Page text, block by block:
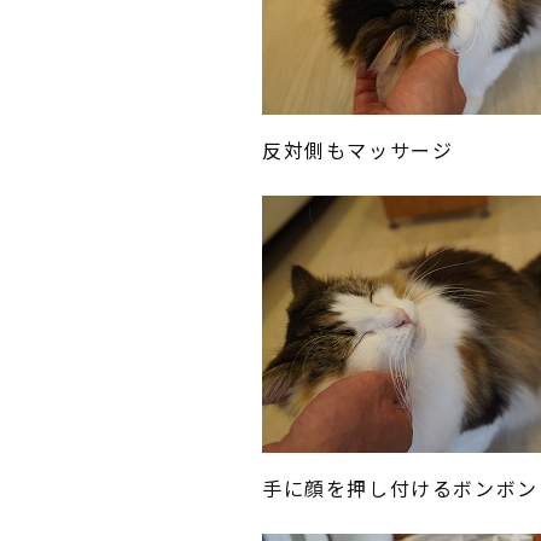
反対側もマッサージ
手に顔を押し付けるボンボ